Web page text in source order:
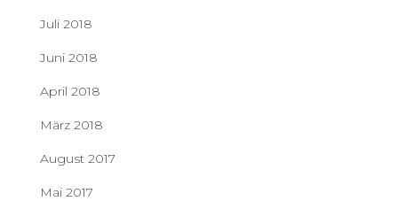
Juli 2018
Juni 2018
April 2018
März 2018
August 2017
Mai 2017